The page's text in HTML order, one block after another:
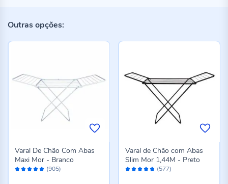
Outras opções:
Avaliação: (905)
Varal De Chão Com Abas
Maxi Mor - Branco
Avaliação: (577)
Varal de Chão com Abas
Slim Mor 1,44M - Preto